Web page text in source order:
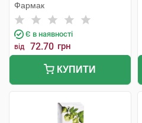
Фармак
Є в наявності
від 72.70 грн
КУПИТИ